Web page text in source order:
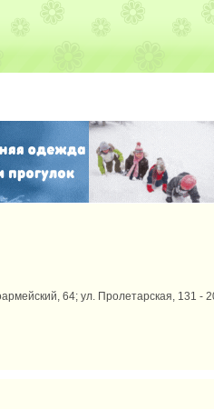
64; ул. Пролетарская, 131 -